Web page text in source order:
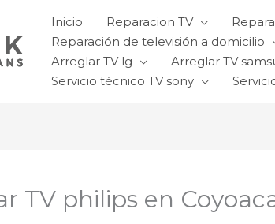
Inicio Reparacion TV
Reparación de televisión a domicilio
Arreglar TV lg
Arreglar TV
Servicio técnico TV sony
TV philips en